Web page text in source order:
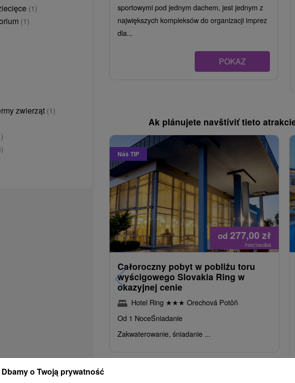
(1)
(1)
zwierząt (1)
sportowymi pod jednym dachem, jest jednym z
największych kompleksów do organizacji imprez
dla...
POKAZ
Ak plánujete navštíviť tieto
Náš TIP
od 277,00 zł
/noc/osoba
Całoroczny pobyt w pobliżu toru
wyścigowego Slovakia Ring w
okazyjnej cenie
Hotel Ring ★★★ Orechová Potôň
Od 1 NoceŚniadanie
Zakwaterowanie, śniadanie ...
Dbamy o Twoją prywatność